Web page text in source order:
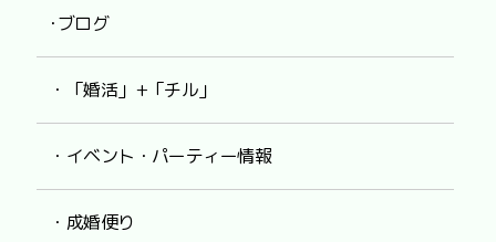
･ブログ
・「婚活」+「チル」
・イベント・パーティー情報
・成婚便り